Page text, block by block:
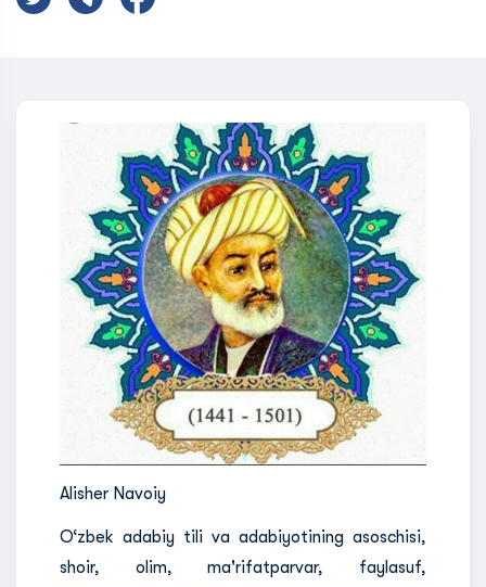
Alisher Navoiy
O‘zbek adabiy tili va adabiyotining asoschisi,
shoir, olim, ma'rifatparvar, faylasuf,